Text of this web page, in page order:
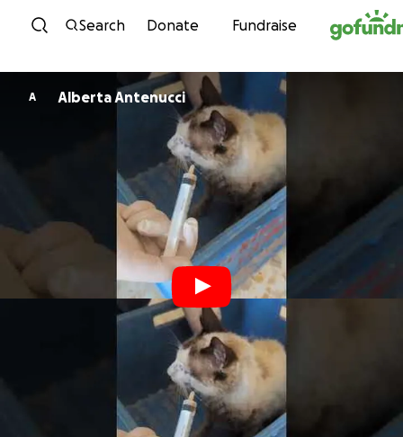
Skip to content
Search Donate Fundraise
A Alberta Antenucci